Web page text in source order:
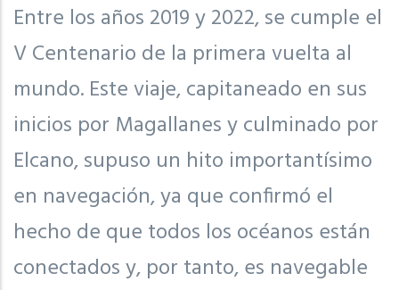
Entre los años 2019 y 2022, se cumple el
V Centenario de la primera vuelta al
mundo. Este viaje, capitaneado en sus
inicios por Magallanes y culminado por
Elcano, supuso un hito importantísimo
en navegación, ya que confirmó el
hecho de que todos los océanos están
conectados y, por tanto, es navegable